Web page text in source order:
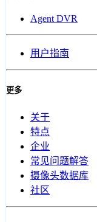
Agent DVR
用户指南
更多
关于
特点
企业
常见问题解答
摄像头数据库
社区